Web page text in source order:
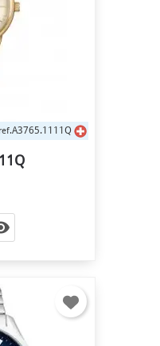
ref.A3765.1111Q